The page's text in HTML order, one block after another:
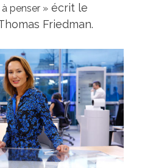
penser » écrit le
Friedman.